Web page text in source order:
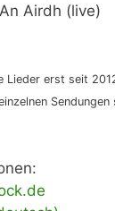
Airdh (live)
Lieder erst seit